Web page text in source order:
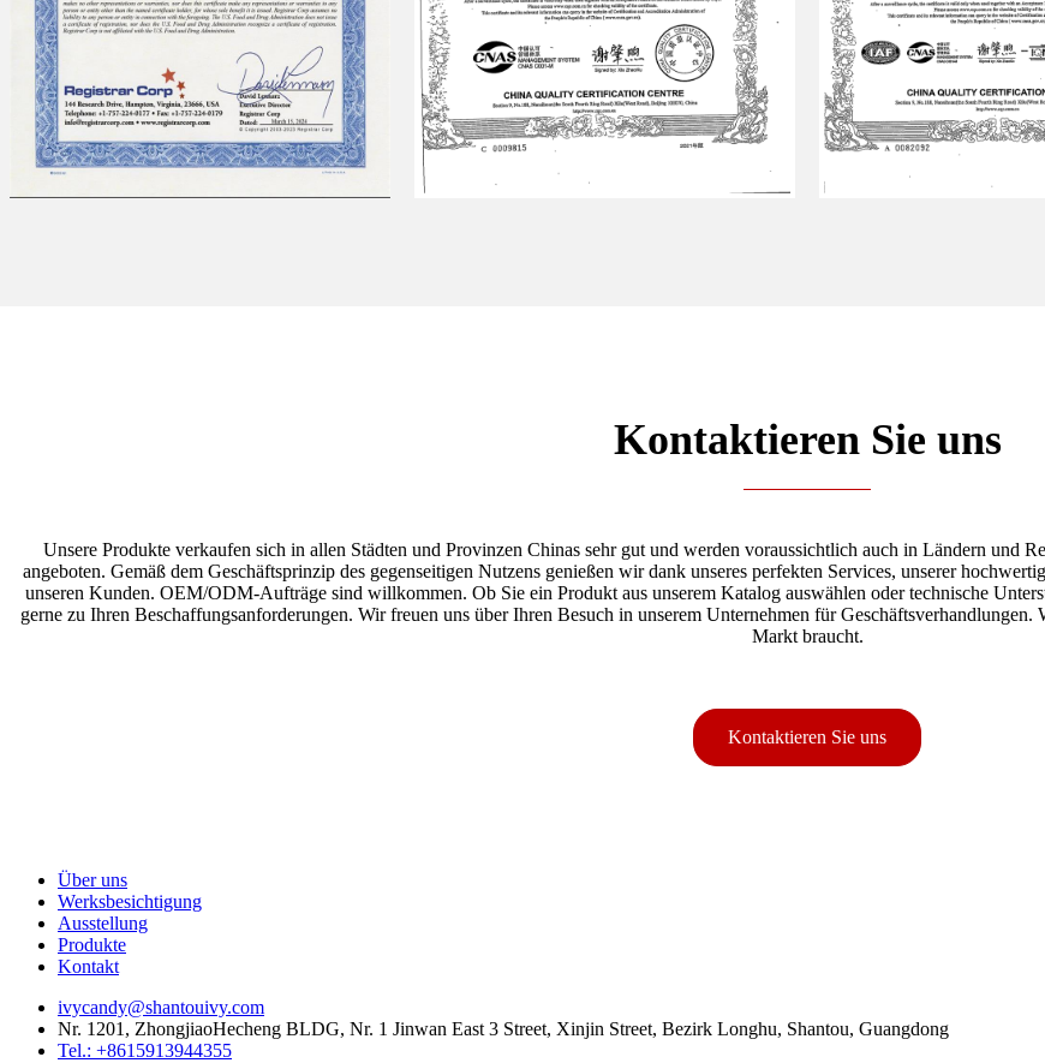
Kontaktieren Sie uns
Unsere Produkte verkaufen sich in allen Städten und Provinzen Chinas sehr gut und werden voraussichtlich auch in Ländern und
angeboten. Gemäß dem Geschäftsprinzip des gegenseitigen Nutzens genießen wir dank unseres perfekten Services, unserer
unseren Kunden. OEM/ODM-Aufträge sind willkommen. Ob Sie ein Produkt aus unserem Katalog auswählen oder technische
gerne zu Ihren Beschaffungsanforderungen. Wir freuen uns über Ihren Besuch in unserem Unternehmen für
Markt braucht.
Kontaktieren Sie uns
Über uns
Werksbesichtigung
Ausstellung
Produkte
Kontakt
ivycandy@shantouivy.com
Nr. 1201, ZhongjiaoHecheng BLDG, Nr. 1 Jinwan East 3 Street, Xinjin Street, Bezirk Longhu, Shantou, Guangdong
Tel.: +8615913944355